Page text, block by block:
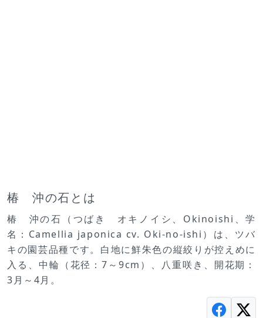
椿 沖の石とは
椿 沖の石（つばき オキノイシ、Okinoishi、学
名：Camellia japonica cv. Oki-no-ishi）は、ツバ
キの園芸品種です。白地に鮮朱色の縦絞りが控えめに
入る、中輪（花径：7～9cm）、八重咲き、開花期：
3月～4月。